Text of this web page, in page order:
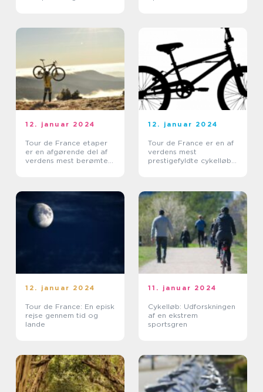
12. januar 2024
Tour de France etaper
er en afgørende del af
verdens mest berømte
12. januar 2024
Tour de France er en af
verdens mest
prestigefyldte cykelløb,
12. januar 2024
Tour de France: En episk
rejse gennem tid og
lande
11. januar 2024
Cykelløb: Udforskningen
af en ekstrem
sportsgren